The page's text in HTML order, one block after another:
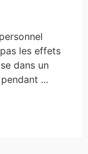
les effets
dans un
...